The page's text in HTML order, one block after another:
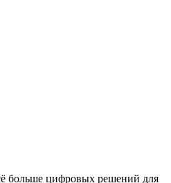
больше цифровых решений для